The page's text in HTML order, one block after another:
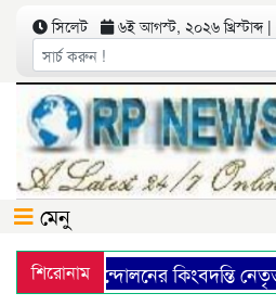
সিলেট ৬ই আগস্ট, ২০২৬ খ্রিস্টাব্দ |
মেনু
শিরোনামআন্দোলনের কিংবদন্তি